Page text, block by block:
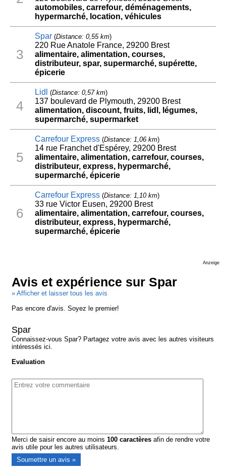
automobiles, carrefour, déménagements,
hypermarché, location, véhicules
3
Spar(Distance: 0,55 km)
220 Rue Anatole France, 29200 Brest
alimentaire, alimentation, courses,
distributeur, spar, supermarché, supérette,
épicerie
4
Lidl (Distance: 0,57 km)
137 boulevard de Plymouth, 29200 Brest
alimentation, discount, fruits, lidl, légumes,
supermarché, supermarket
5
Carrefour Express(Distance: 1,06 km)
14 rue Franchet d'Espérey, 29200 Brest
alimentaire, alimentation, carrefour, courses,
distributeur, express, hypermarché,
supermarché, épicerie
6
Carrefour Express(Distance: 1,10 km)
33 rue Victor Eusen, 29200 Brest
alimentaire, alimentation, carrefour, courses,
distributeur, express, hypermarché,
supermarché, épicerie
Anzeige
Avis et expérience sur Spar
» Afficher et laisser tous les avis
Pas encore d'avis. Soyez le premier!
Spar
Connaissez-vous Spar? Partagez votre avis avec les autres visiteurs
intéressés ici.
Evaluation
Merci de saisir encore au moins100 caractères afin de rendre votre
avis utile pour les autres utilisateurs.